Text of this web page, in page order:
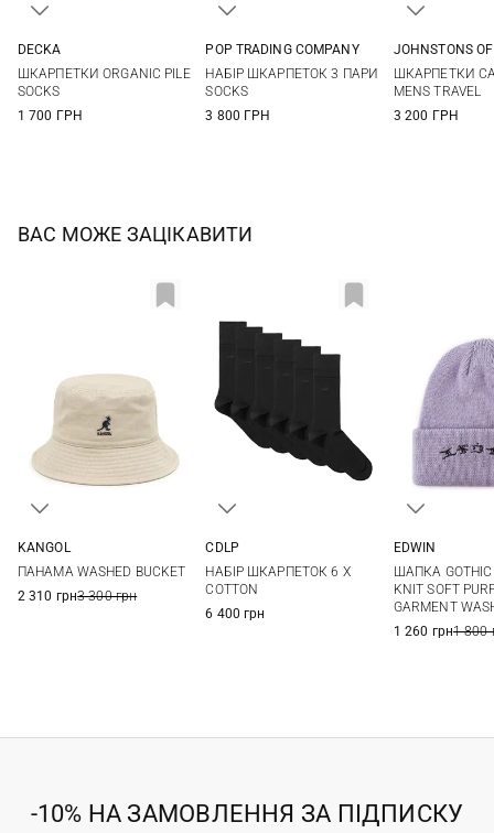
DECKA
ШКАРПЕТКИ ORGANIC PILE
SOCKS
1 700 ГРН
POP TRADING COMPANY
НАБІР ШКАРПЕТОК 3 ПАРИ
SOCKS
3 800 ГРН
JOHNSTONS
ШКАРПЕТКИ
MENS TRAVEL
3 200 ГРН
ВАС МОЖЕ ЗАЦІКАВИТИ
KANGOL
ПАНАМА WASHED BUCKET
2 310 грн3 300 грн
CDLP
НАБІР ШКАРПЕТОК 6 X
COTTON
6 400 грн
EDWIN
ШАПКА GOTHIC
KNIT SOFT
GARMENT
1 260 грн1 800
-10% НА ЗАМОВЛЕННЯ ЗА ПІДПИСКУ